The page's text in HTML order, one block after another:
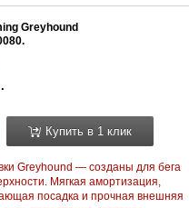
Greyhound
Купить в 1 клик
Greyhound — созданы для бега
Мягкая амортизация,
посадка и прочная внешняя